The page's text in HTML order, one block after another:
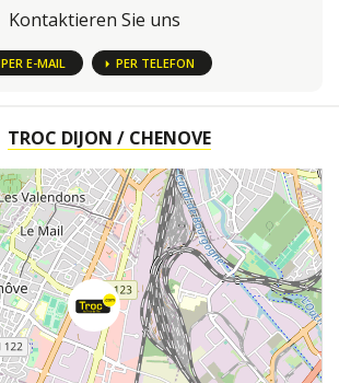
Kontaktieren Sie uns
PER E-MAIL PER TELEFON
TROC DIJON / CHENOVE